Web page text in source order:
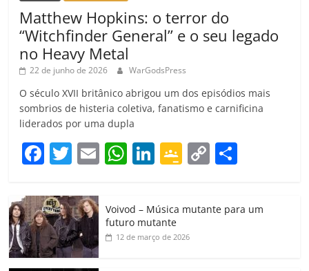
Matthew Hopkins: o terror do
“Witchfinder General” e o seu legado
no Heavy Metal
22 de junho de 2026 WarGodsPress
O século XVII britânico abrigou um dos episódios mais
sombrios de histeria coletiva, fanatismo e carnificina
liderados por uma dupla
F
a
c
e
b
o
T
w
itt
er
E
m
W
h
s
A
Li
n
e
dI
G
o
gl
e
C
o
y p
Voivod – Música mutante para um
futuro mutante
12 de março de 2026